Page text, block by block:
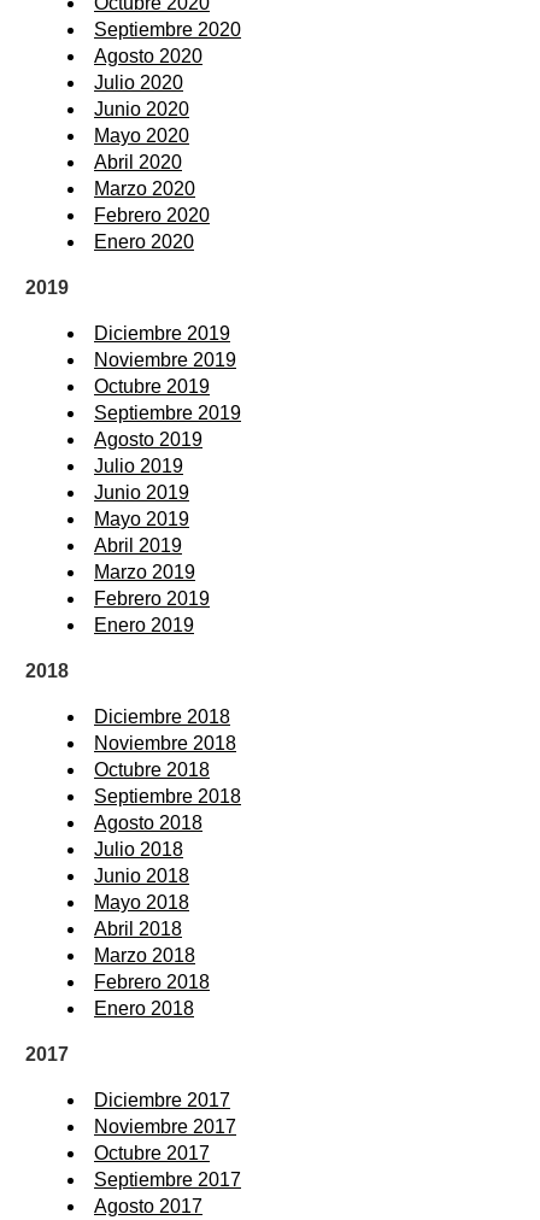
Septiembre 2020
Agosto 2020
Julio 2020
Junio 2020
Mayo 2020
Abril 2020
Marzo 2020
Febrero 2020
Enero 2020
2019
Diciembre 2019
Noviembre 2019
Octubre 2019
Septiembre 2019
Agosto 2019
Julio 2019
Junio 2019
Mayo 2019
Abril 2019
Marzo 2019
Febrero 2019
Enero 2019
2018
Diciembre 2018
Noviembre 2018
Octubre 2018
Septiembre 2018
Agosto 2018
Julio 2018
Junio 2018
Mayo 2018
Abril 2018
Marzo 2018
Febrero 2018
Enero 2018
2017
Diciembre 2017
Noviembre 2017
Octubre 2017
Septiembre 2017
Agosto 2017